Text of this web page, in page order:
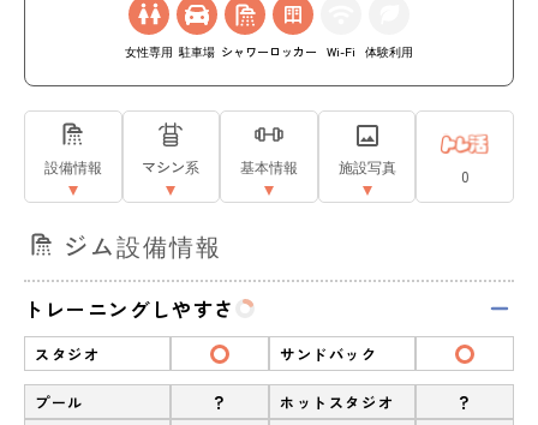
女性専用 駐車場 シャワー ロッカー Wi-Fi 体験利用
設備情報 マシン系 基本情報 施設写真 0
ジム設備情報
トレーニングしやすさ
スタジオ サンドバック
プール ? ホットスタジオ ?